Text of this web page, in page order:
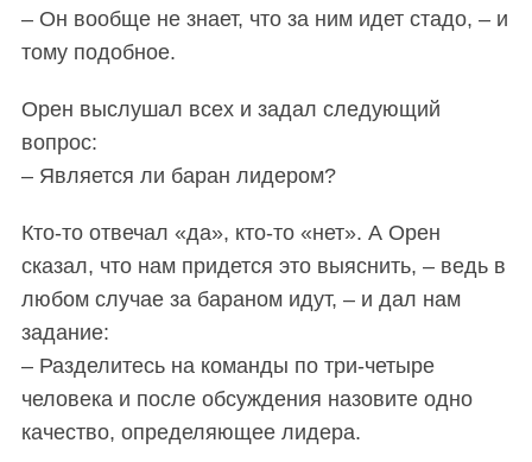
– Он вообще не знает, что за ним идет стадо, – и
тому подобное.
Орен выслушал всех и задал следующий
вопрос:
– Является ли баран лидером?
Кто-то отвечал «да», кто-то «нет». А Орен
сказал, что нам придется это выяснить, – ведь в
любом случае за бараном идут, – и дал нам
задание:
– Разделитесь на команды по три-четыре
человека и после обсуждения назовите одно
качество, определяющее лидера.